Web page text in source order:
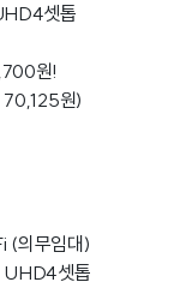
셋톱
원!
원)
의무임대)
UHD4셋톱